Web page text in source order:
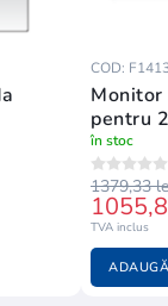
COD:
pentru
familia 2
în stoc
1379,33
TVA inclus